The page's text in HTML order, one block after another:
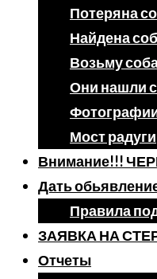
Потеряна
Найдена
Возьму
Они нашли
Мост радуги
Внимание!!!
Дать
Правила
ЗАЯВКА НА
Отчеты